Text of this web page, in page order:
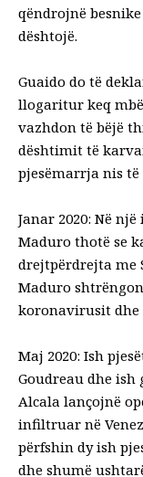
qëndrojnë
dështojë.
Guaido do të
llogaritur keq
vazhdon të bëjë
dështimit të
pjesëmarrja nis të
Janar 2020: Në
Maduro thotë se
drejtpërdrejta me
Maduro
koronavirusit dhe
Maj 2020: Ish
Goudreau dhe
Alcala lançojnë
infiltruar në
përfshin dy ish
dhe shumë